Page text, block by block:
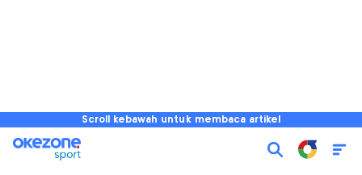
Scroll kebawah untuk membaca artikel